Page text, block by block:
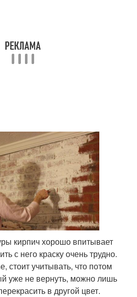
кирпич хорошо впитывает
с него краску очень трудно.
стоит учитывать, что потом
уже не вернуть, можно лишь
в другой цвет.